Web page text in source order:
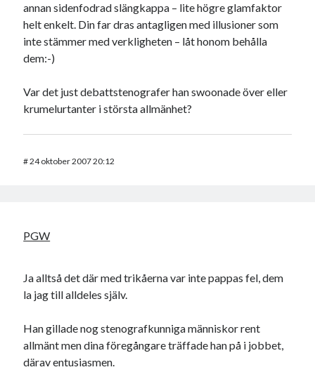
annan sidenfodrad slängkappa – lite högre glamfaktor
helt enkelt. Din far dras antagligen med illusioner som
inte stämmer med verkligheten – låt honom behålla
dem:-)
Var det just debattstenografer han swoonade över eller
krumelurtanter i största allmänhet?
#24 oktober 2007 20:12
PGW
Ja alltså det där med trikåerna var inte pappas fel, dem
la jag till alldeles själv.
Han gillade nog stenografkunniga människor rent
allmänt men dina föregångare träffade han på i jobbet,
därav entusiasmen.